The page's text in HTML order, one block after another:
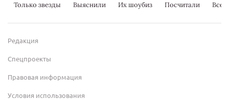
Только звезды Выяснили Их шоубиз Посчитали
Редакция
Спецпроекты
Правовая информация
Условия использования